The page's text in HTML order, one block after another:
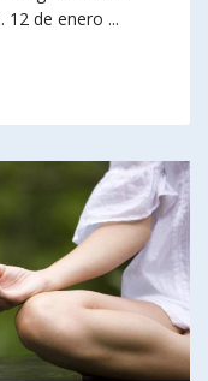
de enero ...